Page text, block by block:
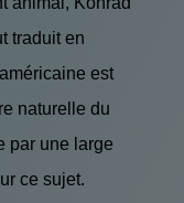
traduit en
est
naturelle du
par une large
ce sujet.